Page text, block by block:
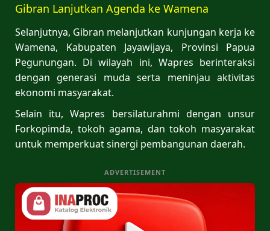
Gibran Lanjutkan Agenda ke Wamena
Selanjutnya, Gibran melanjutkan kunjungan kerja ke
Wamena, Kabupaten Jayawijaya, Provinsi Papua
Pegunungan. Di wilayah ini, Wapres berinteraksi
dengan generasi muda serta meninjau aktivitas
ekonomi masyarakat.
Selain itu, Wapres bersilaturahmi dengan unsur
Forkopimda, tokoh agama, dan tokoh masyarakat
untuk memperkuat sinergi pembangunan daerah.
ADVERTISEMENT